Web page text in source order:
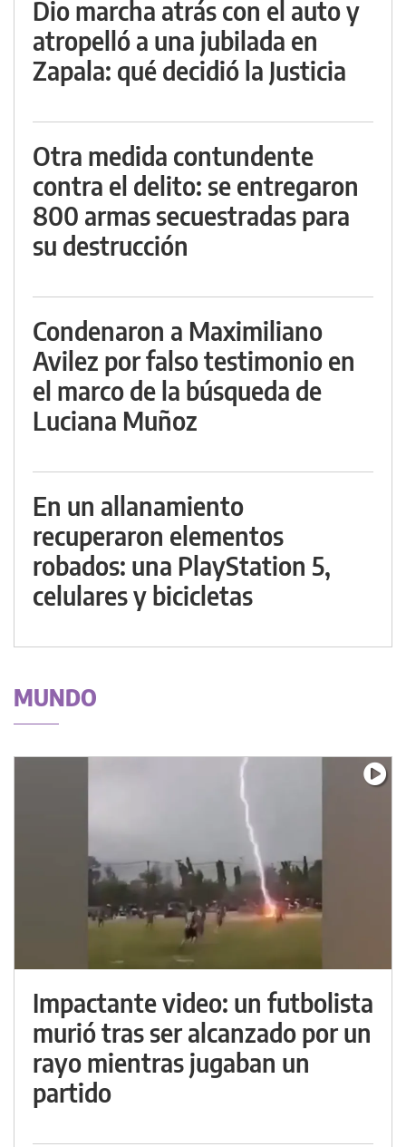
Dio marcha atrás con el auto y
atropelló a una jubilada en
Zapala: qué decidió la Justicia
Otra medida contundente
contra el delito: se entregaron
800 armas secuestradas para
su destrucción
Condenaron a Maximiliano
Avilez por falso testimonio en
el marco de la búsqueda de
Luciana Muñoz
En un allanamiento
recuperaron elementos
robados: una PlayStation 5,
celulares y bicicletas
MUNDO
Impactante video: un futbolista
murió tras ser alcanzado por un
rayo mientras jugaban un
partido